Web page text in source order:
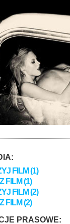
FILM (1)
FILM (1)
FILM (2)
FILM (2)
PRASOWE: